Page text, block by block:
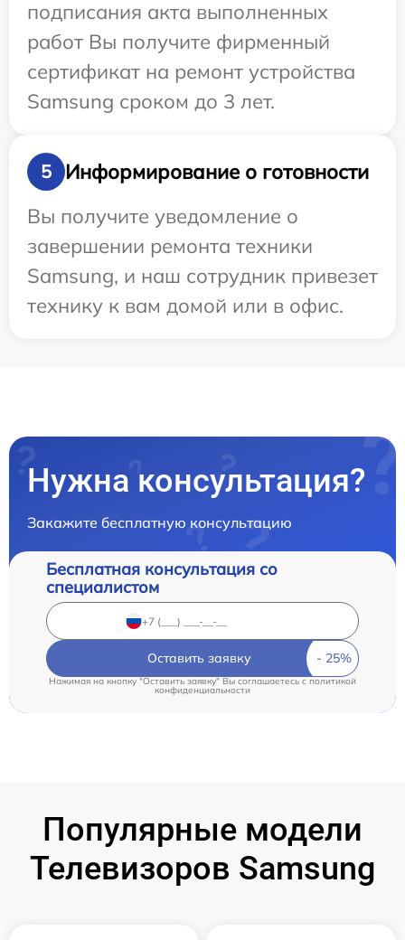
подписания акта выполненных
работ Вы получите фирменный
сертификат на ремонт устройства
Samsung сроком до 3 лет.
5
Информирование о готовности
Вы получите уведомление о
завершении ремонта техники
Samsung, и наш сотрудник привезет
технику к вам домой или в офис.
Нужна консультация?
Закажите бесплатную консультацию
Бесплатная консультация со
специалистом
Оставить заявку
Нажимая на кнопку "Оставить заявку" Вы соглашаетесь c политикой
конфиденциальности
Популярные модели
Телевизоров Samsung